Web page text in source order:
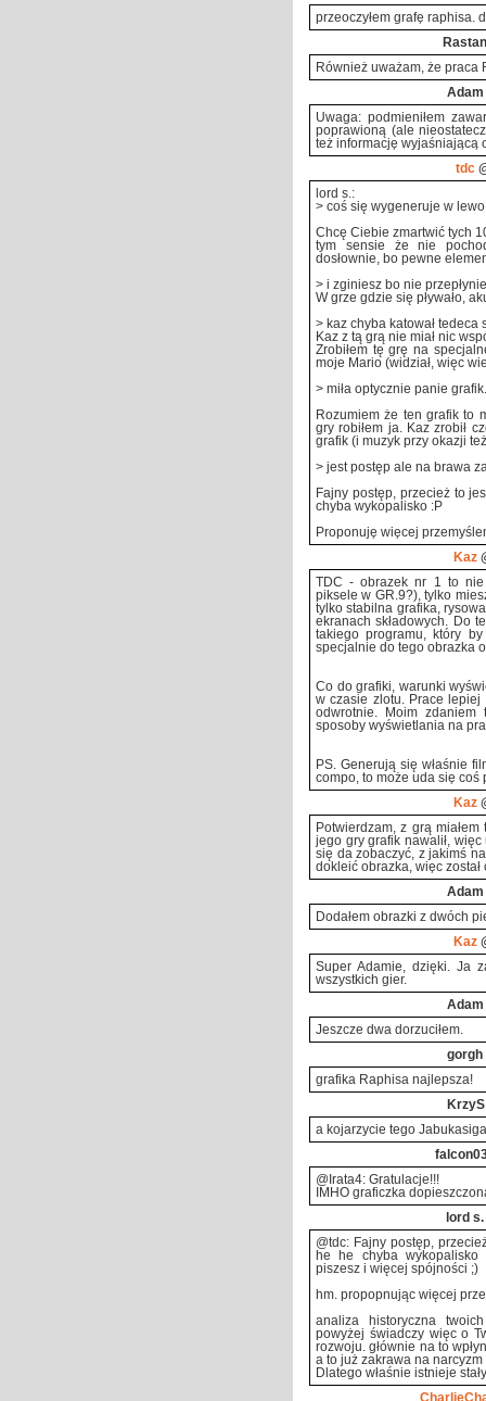
przeoczyłem grafę raphisa.
Rastan
Również uważam, że praca
Adam
Uwaga: podmieniłem
poprawioną (ale
też informację wyjaśniającą
tdc
lord s.:
> coś się wygeneruje w
Chcę Ciebie zmartwić tych
tym sensie że nie
dosłownie, bo pewne
> i zginiesz bo nie
W grze gdzie się pływało,
> kaz chyba katował tedeca
Kaz z tą grą nie miał nic
Zrobiłem tę grę na
moje Mario (widział, więc
> miła optycznie panie
Rozumiem że ten grafik to
gry robiłem ja. Kaz zrobił
grafik (i muzyk przy okazji
> jest postęp ale na brawa
Fajny postęp, przecież to
chyba wykopalisko :P
Proponuję więcej
Kaz
TDC - obrazek nr 1 to nie
piksele w GR.9?), tylko
tylko stabilna grafika,
ekranach składowych. Do
takiego programu, który by
specjalnie do tego obrazka
Co do grafiki, warunki
w czasie zlotu. Prace
odwrotnie. Moim zdaniem
sposoby wyświetlania na
PS. Generują się właśnie
compo, to może uda się coś
Kaz
Potwierdzam, z grą
jego gry grafik nawalił, więc
się da zobaczyć, z jakimś
dokleić obrazka, więc
Adam
Dodałem obrazki z dwóch
Kaz
Super Adamie, dzięki. Ja
wszystkich gier.
Adam
Jeszcze dwa dorzuciłem.
gorgh
grafika Raphisa najlepsza!
KrzyŚ
a kojarzycie tego
@Irata4: Gratulacje!!!
IMHO graficzka
lord s.
@tdc: Fajny postęp,
he he chyba
piszesz i więcej spójności ;)
hm. propopnując więcej
analiza historyczna
powyżej świadczy więc o
rozwoju. głównie na to
a to już zakrawa na
Dlatego właśnie istnieje